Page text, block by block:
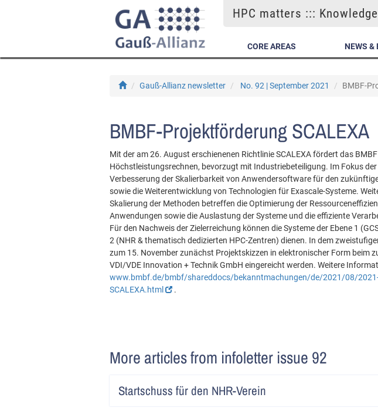
HPC matters :::
CORE AREAS NEWS &
Gauß-Allianz newsletter No. 92 | September 2021 BMBF-
BMBF-Projektförderung SCALEXA
Mit der am 26. August erschienenen Richtlinie SCALEXA fördert das
Höchstleistungsrechnen, bevorzugt mit Industriebeteiligung. Im Fokus
Verbesserung der Skalierbarkeit von Anwendersoftware für den
sowie die Weiterentwicklung von Technologien für Exascale-Systeme.
Skalierung der Methoden betreffen die Optimierung der
Anwendungen sowie die Auslastung der Systeme und die effiziente
Für den Nachweis der Zielerreichung können die Systeme der Ebene 1
2 (NHR & thematisch dedizierten HPC-Zentren) dienen. In dem
zum 15. November zunächst Projektskizzen in elektronischer Form beim
VDI/VDE Innovation + Technik GmbH eingereicht werden. Weitere
www.bmbf.de/bmbf/shareddocs/bekanntmachungen/de/2021/08/
SCALEXA.html
.
More articles from infoletter issue 92
Startschuss für den NHR-Verein